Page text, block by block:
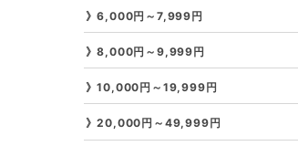
6,000円～7,999円
8,000円～9,999円
10,000円～19,999円
20,000円～49,999円